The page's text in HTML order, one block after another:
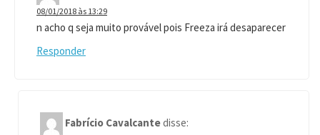
08/01/2018 às 13:29
n acho q seja muito provável pois Freeza irá desaparecer
Responder
Fabrício Cavalcantedisse: